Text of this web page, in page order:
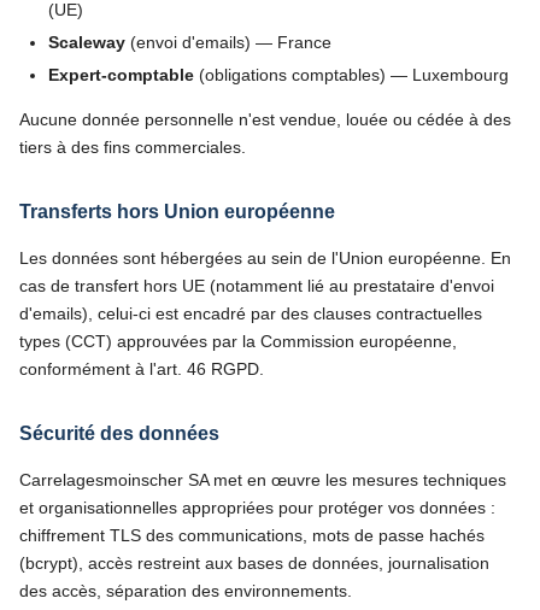
(UE)
Scaleway (envoi d'emails) — France
Expert-comptable (obligations comptables) — Luxembourg
Aucune donnée personnelle n'est vendue, louée ou cédée à des
tiers à des fins commerciales.
Transferts hors Union européenne
Les données sont hébergées au sein de l'Union européenne. En
cas de transfert hors UE (notamment lié au prestataire d'envoi
d'emails), celui-ci est encadré par des clauses contractuelles
types (CCT) approuvées par la Commission européenne,
conformément à l'art. 46 RGPD.
Sécurité des données
Carrelagesmoinscher SA met en œuvre les mesures techniques
et organisationnelles appropriées pour protéger vos données :
chiffrement TLS des communications, mots de passe hachés
(bcrypt), accès restreint aux bases de données, journalisation
des accès, séparation des environnements.